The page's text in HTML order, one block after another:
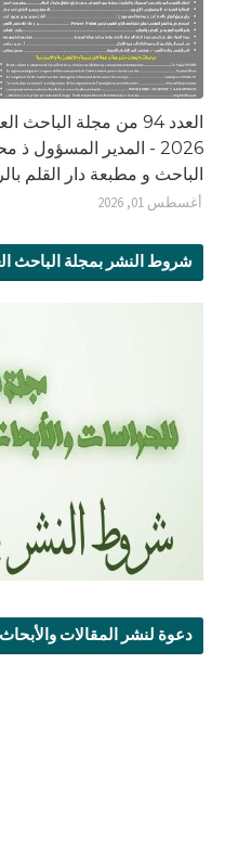
العدد 94 من مجلة
2026 - المدير
الباحث و مطبعة دار القلم بالرباط -
أغسطس 01, 2026
شروط النشر بمجلة الباحث
دعوة لنشر المقالات والأبحاث